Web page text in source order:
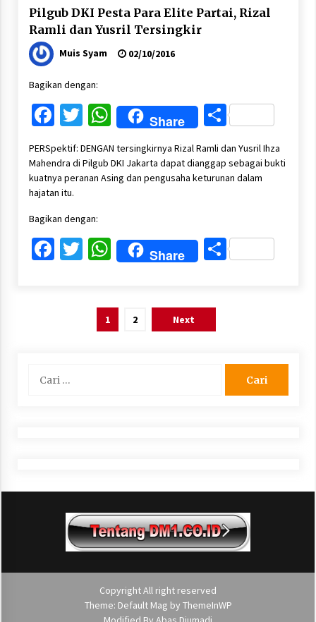
Pilgub DKI Pesta Para Elite Partai, Rizal
Ramli dan Yusril Tersingkir
Muis Syam 02/10/2016
Bagikan dengan:
Facebook
Twitter
WhatsApp
Share Share
PERSpektif: DENGAN tersingkirnya Rizal Ramli dan Yusril Ihza
Mahendra di Pilgub DKI Jakarta dapat dianggap sebagai bukti
kuatnya peranan Asing dan pengusaha keturunan dalam
hajatan itu.
Bagikan dengan:
Facebook
Twitter
WhatsApp
Share Share
1 2 Next
untuk:
Copyright All right reserved
Theme: Default Mag by ThemeInWP